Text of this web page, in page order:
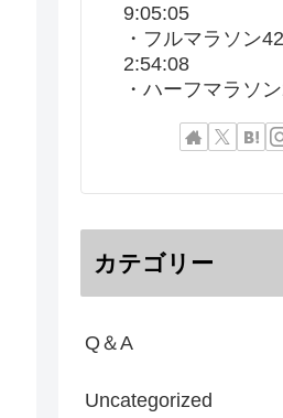
9:05:05
・フルマラソン
2:54:08
・ハーフマラソ
カテゴリー
Q＆A
Uncategorized